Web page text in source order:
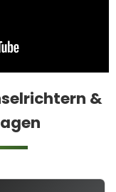
&